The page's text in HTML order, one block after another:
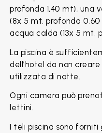
profonda 1,40 mt), una
(8x 5 mt, profonda
acqua calda (13x 5 mt,
La piscina è
dell’hotel da non
utilizzata di notte.
Ogni camera può
lettini.
I teli piscina sono